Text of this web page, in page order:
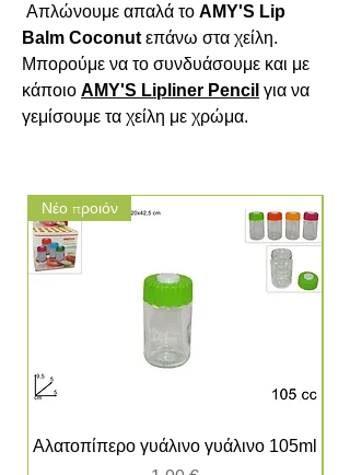
Απλώνουμε απαλά το AMY'S Lip
Balm Coconut επάνω στα χείλη.
Μπορούμε να το συνδυάσουμε και με
κάποιο AMY'S Lipliner Pencil για να
γεμίσουμε τα χείλη με χρώμα.
Νέο προιόν
Αλατοπίπερο γυάλινο γυάλινο 105ml